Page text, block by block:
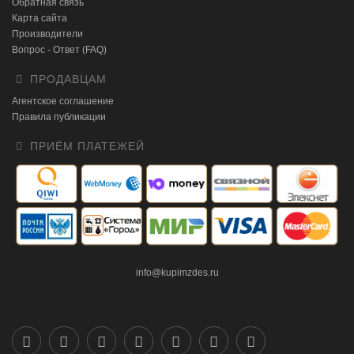
Обратная связь
Карта сайта
Производители
Вопрос - Ответ (FAQ)
ПРОДАВЦАМ
Агентское соглашение
Правила публикации
ПРИЁМ ПЛАТЕЖЕЙ
info@kupimzdes.ru